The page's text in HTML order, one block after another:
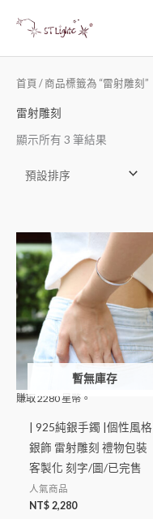
首頁 / 商品標籤為 “雷射雕刻”
雷射雕刻
顯示所有 3 筆結果
暫無庫存
賺取 2280星幣。
| 925純銀手鐲 |個性風格
銀飾 雷射雕刻 禮物包裝
客製化 刻字/圖/已完售
人氣商品
NT$ 2,280